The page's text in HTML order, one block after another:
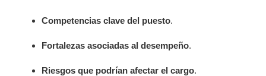
Competencias clave del puesto.
Fortalezas asociadas al desempeño.
Riesgos que podrían afectar el cargo.